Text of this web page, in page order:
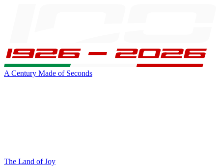
A Century Made of Seconds
The Land of Joy